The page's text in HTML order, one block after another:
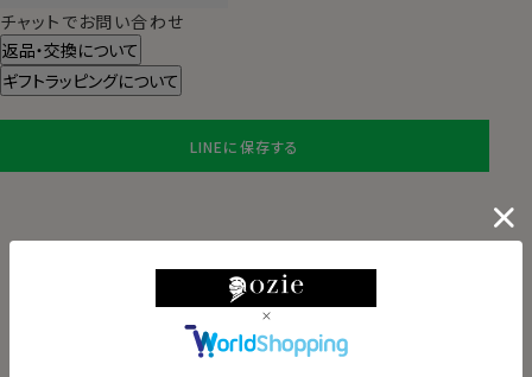
チャットでお問い合わせ
返品・交換について
ギフトラッピングについて
LINEに保存する